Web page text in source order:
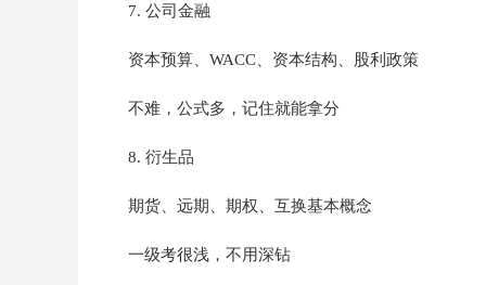
7. 公司金融
资本预算、WACC、资本结构、股利政策
不难，公式多，记住就能拿分
8. 衍生品
期货、远期、期权、互换基本概念
一级考很浅，不用深钻